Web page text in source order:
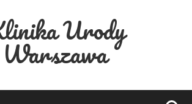
Urody
Warszawa